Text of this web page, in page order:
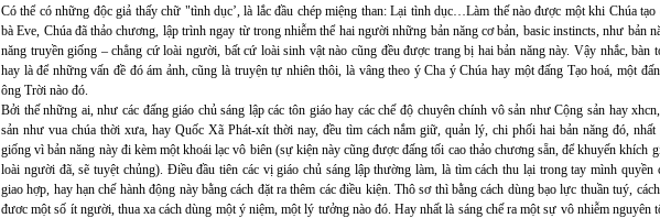
Có thể có những độc giả thấy chữ "tình dục’, là lắc đầu chép miệng than: Lại tình dục…Làm thế nào được một khi Chúa
bà Eve, Chúa đã thảo chương, lập trình ngay từ trong nhiễm thể hai người những bản năng cơ bản, basic instincts, như bản
năng truyền giống – chẳng cứ loài người, bất cứ loài sinh vật nào cũng đều được trang bị hai bản năng này. Vậy nhắc, bàn
hay là để những vấn đề đó ám ảnh, cũng là truyện tự nhiên thôi, là vâng theo ý Cha ý Chúa hay một đấng Tạo hoá, một
ông Trời nào đó.
Bởi thế những ai, như các đấng giáo chủ sáng lập các tôn giáo hay các chế độ chuyên chính vô sản như Cộng sản hay
sản như vua chúa thời xưa, hay Quốc Xã Phát-xít thời nay, đều tìm cách nắm giữ, quản lý, chi phối hai bản năng đó, nhất
giống vì bản năng này đi kèm một khoái lạc vô biên (sự kiện này cũng được đấng tối cao thảo chương sẵn, để khuyến khích
loài người đã, sẽ tuyệt chủng). Điều đầu tiên các vị giáo chủ sáng lập thường làm, là tìm cách thu lại trong tay mình quyền
giao hợp, hay hạn chế hành động này bằng cách đặt ra thêm các điều kiện. Thô sơ thì bằng cách dùng bạo lực thuần tuý,
đươc một số ít người, thua xa cách dùng một ý niệm, một lý tưởng nào đó. Hay nhất là sáng chế ra một sự vô nhiễm nguyên